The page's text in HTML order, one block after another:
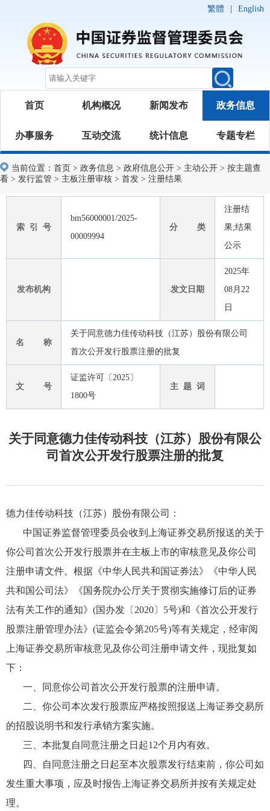
繁體 English
首页 机构概况 新闻发布 政务信息
办事服务 互动交流 统计信息 专题专栏
当前位置： 首页 > 政务信息 > 政府信息公开 > 主动公开 > 按主题查
看 > 发行监管 > 主板注册审核 > 首发 > 注册结果
索 引 号
bm56000001/2025-
00009994
分 类
注册结
果;结果
公示
发布机构 发文日期
2025年
08月22
日
名 称
关于同意德力佳传动科技（江苏）股份有限公司
首次公开发行股票注册的批复
文 号
证监许可〔2025〕
1800号
主 题 词
关于同意德力佳传动科技（江苏）股份有限公
司首次公开发行股票注册的批复
德力佳传动科技（江苏）股份有限公司：
中国证券监督管理委员会收到上海证券交易所报送的关于
你公司首次公开发行股票并在主板上市的审核意见及你公司
注册申请文件。根据《中华人民共和国证券法》《中华人民
共和国公司法》《国务院办公厅关于贯彻实施修订后的证券
法有关工作的通知》(国办发〔2020〕5号)和《首次公开发行
股票注册管理办法》(证监会令第205号)等有关规定，经审阅
上海证券交易所审核意见及你公司注册申请文件，现批复如
下：
一、同意你公司首次公开发行股票的注册申请。
二、你公司本次发行股票应严格按照报送上海证券交易所
的招股说明书和发行承销方案实施。
三、本批复自同意注册之日起12个月内有效。
四、自同意注册之日起至本次股票发行结束前，你公司如
发生重大事项，应及时报告上海证券交易所并按有关规定处
理。